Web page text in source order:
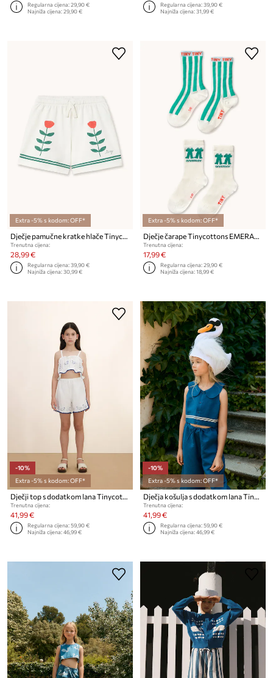
Regularna cijena:29,90 €
Najniža cijena:29,90 €
Regularna cijena:39,90 €
Najniža cijena:31,99 €
Extra -5% s kodom: OFF*
Trenutna cijena:
28,99 €
Regularna cijena:39,90 €
Najniža cijena:30,99 €
Extra -5% s kodom: OFF*
Trenutna cijena:
17,99 €
Regularna cijena:29,90 €
Najniža cijena:18,99 €
-10%
Extra -5% s kodom: OFF*
Dječji top s dodatkom lana Tinycottons SWANS BOWS LINEN TOP
Trenutna cijena:
41,99 €
Regularna cijena:59,90 €
Najniža cijena:46,99 €
-10%
Extra -5% s kodom: OFF*
Dječja košulja s dodatkom lana Tinycottons STRIPES CROPPED SHIRT
Trenutna cijena:
41,99 €
Regularna cijena:59,90 €
Najniža cijena:46,99 €